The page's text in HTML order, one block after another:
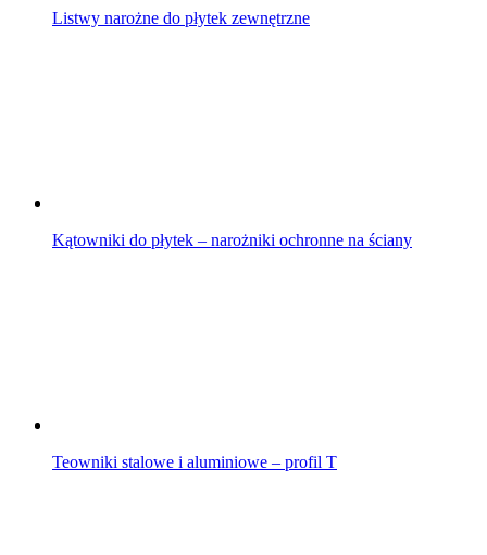
Listwy narożne do płytek zewnętrzne
Kątowniki do płytek – narożniki ochronne na ściany
Teowniki stalowe i aluminiowe – profil T